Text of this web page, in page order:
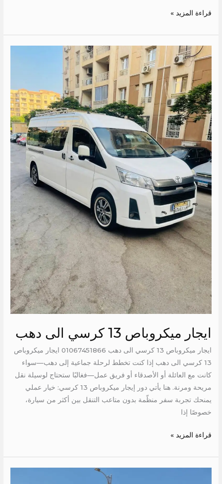
قراءة المزيد »
ايجار ميكروباص 13 كرسي الى دهب
ايجار ميكروباص 13 كرسي الى دهب 01067451866 ايجار ميكروباص
13 كرسي الى دهب إذا كنت تخطط لرحلة جماعية إلى دهب—سواء
كانت مع العائلة أو الأصدقاء أو فريق عمل—فغالبًا ستحتاج لوسيلة نقل
مريحة ومرنة. هنا يأتي دور إيجار ميكروباص 13 كرسي: خيار عملي
يمنحك تجربة سفر منظّمة بدون متاعب التنقل بين أكثر من سيارة،
خصوصًا إذا
ايجار
ميكروباص
كرسي
الى
دهب
قراءة المزيد »